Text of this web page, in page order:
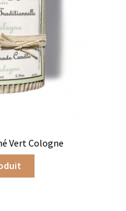
Vert Cologne